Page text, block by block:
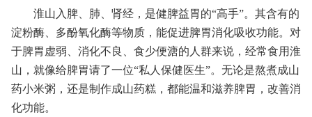
淮山入脾、肺、肾经，是健脾益胃的“高手”。其含有的
淀粉酶、多酚氧化酶等物质，能促进脾胃消化吸收功能。对
于脾胃虚弱、消化不良、食少便溏的人群来说，经常食用淮
山，就像给脾胃请了一位“私人保健医生”。无论是熬煮成山
药小米粥，还是制作成山药糕，都能温和滋养脾胃，改善消
化功能。